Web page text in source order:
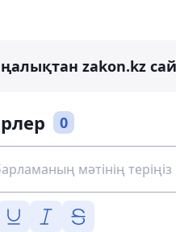
zakon.kz
0